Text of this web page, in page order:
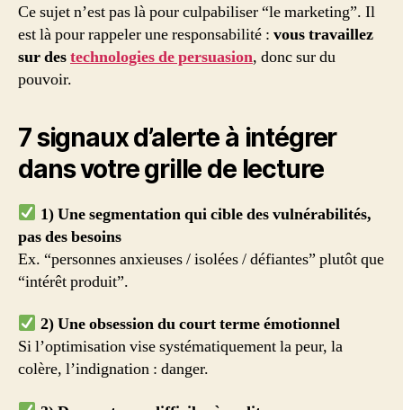
Ce sujet n’est pas là pour culpabiliser “le marketing”. Il
est là pour rappeler une responsabilité : vous travaillez
sur destechnologies de persuasion, donc sur du
pouvoir.
7 signaux d’alerte à intégrer
dans votre grille de lecture
1) Une segmentation qui cible des vulnérabilités,
pas des besoins
Ex. “personnes anxieuses / isolées / défiantes” plutôt que
“intérêt produit”.
2) Une obsession du court terme émotionnel
Si l’optimisation vise systématiquement la peur, la
colère, l’indignation : danger.